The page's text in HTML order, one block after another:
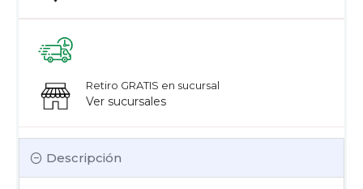
Descripción
Retiro GRATIS en sucursal
Ver sucursales